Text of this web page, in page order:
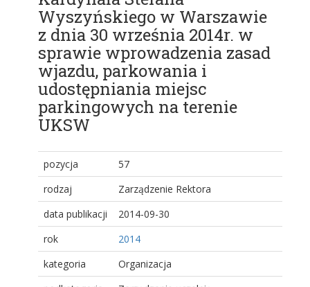
Wyszyńskiego w Warszawie
z dnia 30 września 2014r. w
sprawie wprowadzenia zasad
wjazdu, parkowania i
udostępniania miejsc
parkingowych na terenie
UKSW
pozycja
57
rodzaj
Zarządzenie Rektora
data publikacji
2014-09-30
rok
2014
kategoria
Organizacja